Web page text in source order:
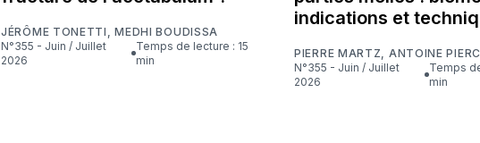
JÉRÔME TONETTI ,MEDHI BOUDISSA
N°355 - Juin / Juillet
2026
Temps de lecture : 15
min
indications et
PIERRE MARTZ
ANTOINE
N°355 - Juin / Juillet
2026
Temps de lecture : 16
min